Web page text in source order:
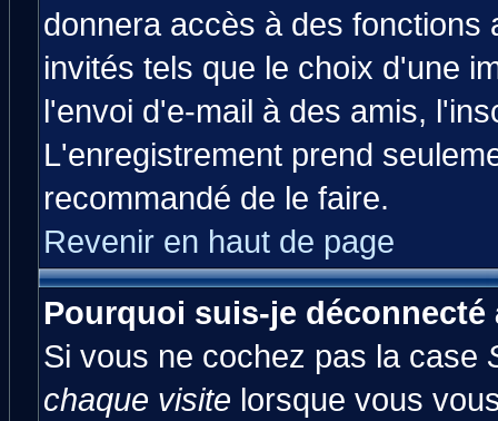
donnera accès à des fonctions
invités tels que le choix d'une
l'envoi d'e-mail à des amis,
L'enregistrement prend
recommandé de le faire.
Revenir en haut de page
Pourquoi suis-je
Si vous ne cochez pas la case
chaque visite lorsque vous